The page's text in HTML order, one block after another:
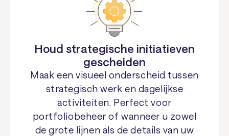
Houd strategische initiatieven
gescheiden
Maak een visueel onderscheid tussen
strategisch werk en dagelijkse
activiteiten. Perfect voor
portfoliobeheer of wanneer u zowel
de grote lijnen als de details van uw